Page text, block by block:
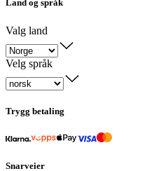
Land og språk
Valg land
Velg språk
Trygg betaling
Snarveier